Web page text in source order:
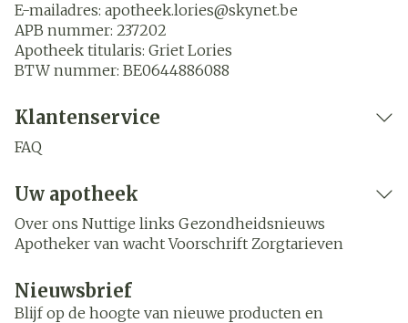
E-mailadres: apotheek.lories@skynet.be
APB nummer: 237202
Apotheek titularis: Griet Lories
BTW nummer: BE0644886088
Klantenservice
FAQ
Uw apotheek
Over ons Nuttige links Gezondheidsnieuws
Apotheker van wacht Voorschrift Zorgtarieven
Nieuwsbrief
Blijf op de hoogte van nieuwe producten en